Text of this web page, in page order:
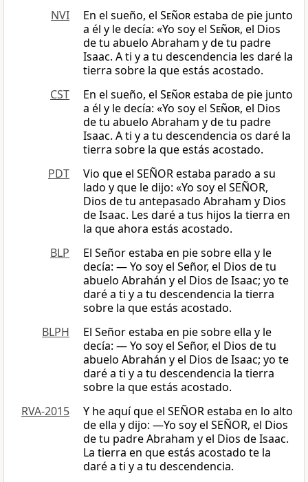
NVI
En el sueño, el Señorestaba de pie junto
a él y le decía: «Yo soy el Señor, el Dios
de tu abuelo Abraham y de tu padre
Isaac. A ti y a tu descendencia les daré la
tierra sobre la que estás acostado.
CST
En el sueño, el Señorestaba de pie junto
a él y le decía: «Yo soy el Señor, el Dios
de tu abuelo Abraham y de tu padre
Isaac. A ti y a tu descendencia os daré la
tierra sobre la que estás acostado.
PDT
Vio que el SEÑOR estaba parado a su
lado y que le dijo: «Yo soy el SEÑOR,
Dios de tu antepasado Abraham y Dios
de Isaac. Les daré a tus hijos la tierra en
la que ahora estás acostado.
BLP
El Señor estaba en pie sobre ella y le
decía: — Yo soy el Señor, el Dios de tu
abuelo Abrahán y el Dios de Isaac; yo te
daré a ti y a tu descendencia la tierra
sobre la que estás acostado.
BLPH
El Señor estaba en pie sobre ella y le
decía: — Yo soy el Señor, el Dios de tu
abuelo Abrahán y el Dios de Isaac; yo te
daré a ti y a tu descendencia la tierra
sobre la que estás acostado.
RVA-2015
Y he aquí que el SEÑOR estaba en lo alto
de ella y dijo: —Yo soy el SEÑOR, el Dios
de tu padre Abraham y el Dios de Isaac.
La tierra en que estás acostado te la
daré a ti y a tu descendencia.